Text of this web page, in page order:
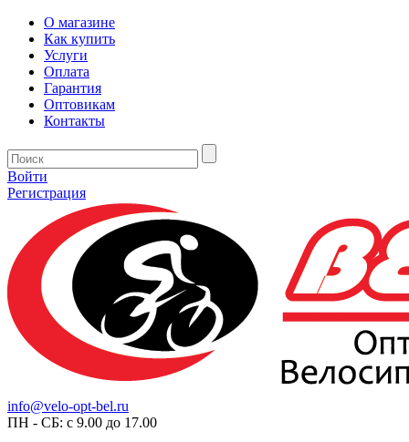
О магазине
Как купить
Услуги
Оплата
Гарантия
Оптовикам
Контакты
Войти
Регистрация
info@velo-opt-bel.ru
ПН - СБ: с 9.00 до 17.00